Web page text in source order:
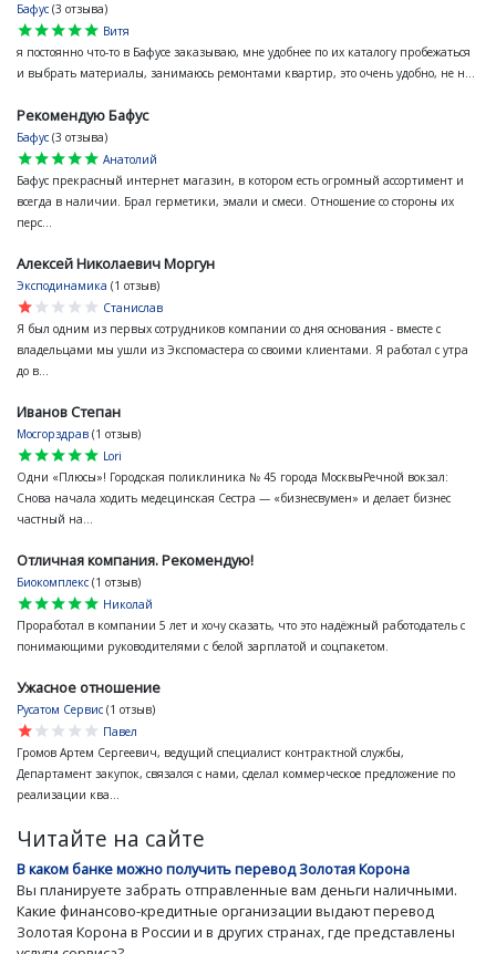
Бафус (3 отзыва)
star
star
star
star
star
Витя
я постоянно что-то в Бафусе заказываю, мне удобнее по их каталогу пробежаться
и выбрать материалы, занимаюсь ремонтами квартир, это очень удобно, не н...
Рекомендую Бафус
Бафус (3 отзыва)
star
star
star
star
star
Анатолий
Бафус прекрасный интернет магазин, в котором есть огромный ассортимент и
всегда в наличии. Брал герметики, эмали и смеси. Отношение со стороны их
перс...
Алексей Николаевич Моргун
Эксподинамика (1 отзыв)
star
star
star
star
star
Станислав
Я был одним из первых сотрудников компании со дня основания - вместе с
владельцами мы ушли из Экспомастера со своими клиентами. Я работал с утра
до в...
Иванов Степан
Мосгорздрав (1 отзыв)
star
star
star
star
star
Lori
Одни «Плюсы»! Городская поликлиника № 45 города МосквыРечной вокзал:
Снова начала ходить медецинская Сестра — «бизнесвумен» и делает бизнес
частный на...
Отличная компания. Рекомендую!
Биокомплекс (1 отзыв)
star
star
star
star
star
Николай
Проработал в компании 5 лет и хочу сказать, что это надёжный работодатель с
понимающими руководителями с белой зарплатой и соцпакетом.
Ужасное отношение
Русатом Сервис (1 отзыв)
star
star
star
star
star
Павел
Громов Артем Сергеевич, ведущий специалист контрактной службы,
Департамент закупок, связался с нами, сделал коммерческое предложение по
реализации ква...
Читайте на сайте
В каком банке можно получить перевод Золотая Корона
Вы планируете забрать отправленные вам деньги наличными.
Какие финансово-кредитные организации выдают перевод
Золотая Корона в России и в других странах, где представлены